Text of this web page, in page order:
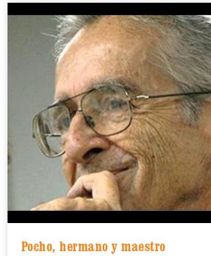
Pocho, hermano y maestro